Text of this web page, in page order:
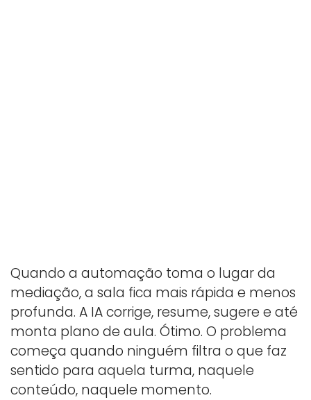
Quando a automação toma o lugar da
mediação, a sala fica mais rápida e menos
profunda. A IA corrige, resume, sugere e até
monta plano de aula. Ótimo. O problema
começa quando ninguém filtra o que faz
sentido para aquela turma, naquele
conteúdo, naquele momento.